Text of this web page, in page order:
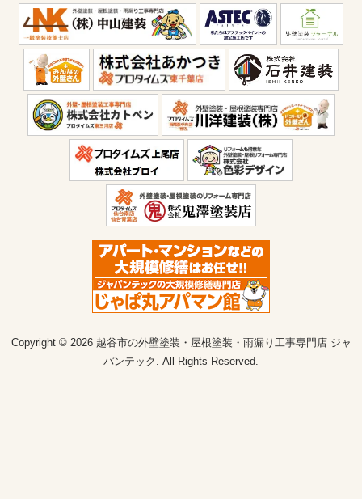
Copyright © 2026 越谷市の外壁塗装・屋根塗装・雨漏り工事専門店 ジャ
パンテック. All Rights Reserved.